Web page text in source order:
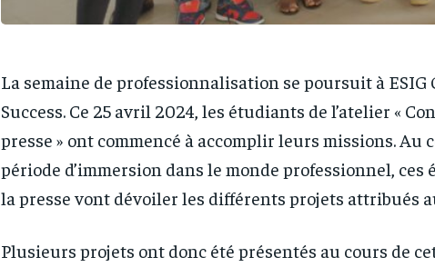
La semaine de professionnalisation se poursuit à ESIG
Success. Ce 25 avril 2024, les étudiants de l’atelier «
presse » ont commencé à accomplir leurs missions. Au
période d’immersion dans le monde professionnel, ces
la presse vont dévoiler les différents projets attribués
Plusieurs projets ont donc été présentés au cours de